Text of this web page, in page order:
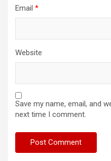
Email *
Website
Save my name, email, and
next time I comment.